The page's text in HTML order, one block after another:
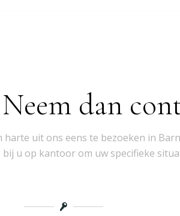
dan
harte uit ons eens te bezoeken in
u op kantoor om uw specifieke